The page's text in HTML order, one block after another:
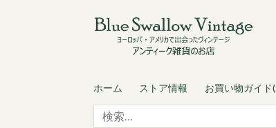
to
navigation
to
content
ホーム ストア情報 お買い物ガイド
検